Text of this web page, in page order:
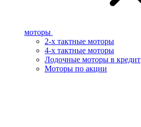
моторы
2-х тактные моторы
4-х тактные моторы
Лодочные моторы в кредит
Моторы по акции